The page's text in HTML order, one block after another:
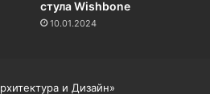
стула Wishbone
10.01.2024
и Дизайн»